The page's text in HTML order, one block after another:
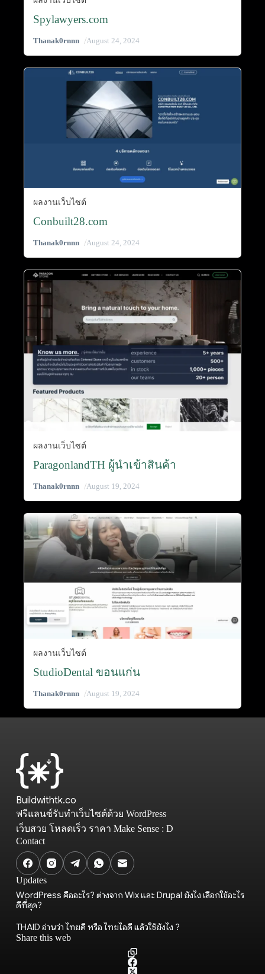
Spylawyers.com
Thanak0rnnn /August 24, 2024
ผลงานเว็บไซต์
Conbuilt28.com
Thanak0rnnn /August 24, 2024
ผลงานเว็บไซต์
ParagonlandTH ผู้นำเข้าสินค้า
Thanak0rnnn /August 19, 2024
ผลงานเว็บไซต์
StudioDental ขอนแก่น
Thanak0rnnn /August 19, 2024
Buildwithtk.co
ฟรีแลนซ์รับทำเว็บไซต์ด้วย WordPress
เว็บสวย โหลดเร็ว ราคา Make Sense : D
Contact
Updates
WordPress คืออะไร? ต่างจาก Wix และ Drupal ยังไง เลือกใช้อะไร
ดีที่สุด?
THAID อ่านว่า ไทยดี หรือ ไทยไอดี แล้วใช้ยังไง ?
Share this web